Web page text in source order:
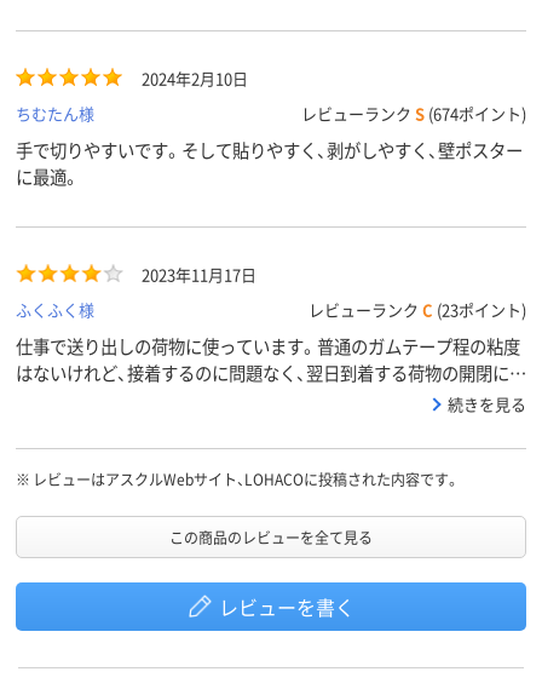
2024年2月10日
ちむたん様
レビューランク S (674ポイント)
手で切りやすいです。そして貼りやすく、剥がしやすく、壁ポスター
に最適。
2023年11月17日
ふくふく様
レビューランク C (23ポイント)
仕事で送り出しの荷物に使っています。普通のガムテープ程の粘度
はないけれど、接着するのに問題なく、翌日到着する荷物の開閉に
も、袋や箱がボロボロになることなく、使いまわす事が出来て便利で
続きを見る
※ レビューはアスクルWebサイト、LOHACOに投稿された内容です。
この商品のレビューを全て見る
レビューを書く